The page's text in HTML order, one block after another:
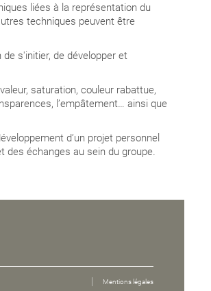
liées à la représentation du
techniques peuvent être
s'initier, de développer et
saturation, couleur rabattue,
l’empâtement… ainsi que
d’un projet personnel
des échanges au sein du groupe.
Mentions légales